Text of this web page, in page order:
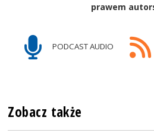
prawem
PODCAST AUDIO
Zobacz także